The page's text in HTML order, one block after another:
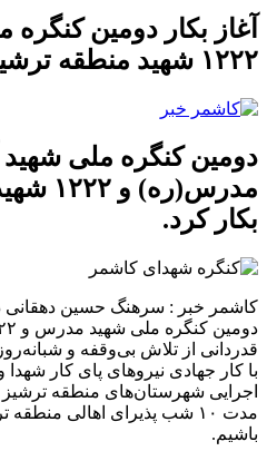
آغاز بکار دومین
۱۲۲۲ شهید منطقه ترشیز
دومین کنگره ملی
بکار کرد.
کاشمر خبر : سرهنگ حسین دهقانی در
با کار جهادی نیروهای پای کار
اجرایی شهرستان‌های منطقه
مدت ۱۰ شب پذیرای اهالی
باشیم.